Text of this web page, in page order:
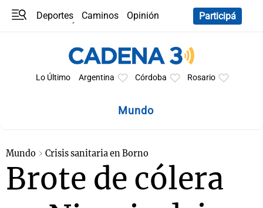
Deportes Caminos
Opinión
Participá
Lo Último Argentina Córdoba Rosario
Mundo
Mundo Crisis sanitaria en Borno
Brote de cólera